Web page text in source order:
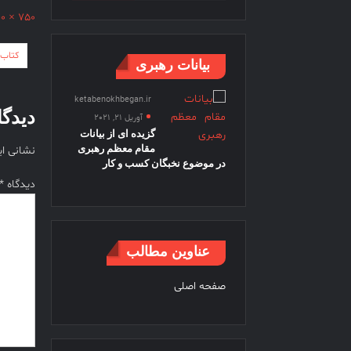
Full
750 × 400
کتاب
نشانی
دیدگاه*
بیانات رهبری
ketabenokhbegan.ir
آوریل 21, 2021
گزیده ای از بیانات
مقام معظم رهبری
در موضوع نخبگان کسب و کار
عناوین مطالب
صفحه اصلی